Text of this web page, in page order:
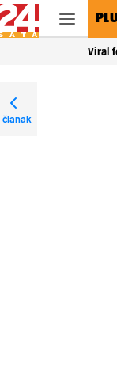
Viral
članak